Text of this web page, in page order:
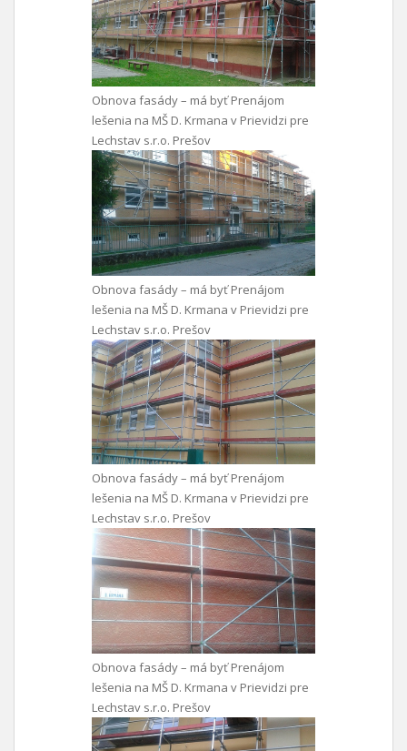
Obnova fasády – má byť Prenájom
lešenia na MŠ D. Krmana v Prievidzi pre
Lechstav s.r.o. Prešov
Obnova fasády – má byť Prenájom
lešenia na MŠ D. Krmana v Prievidzi pre
Lechstav s.r.o. Prešov
Obnova fasády – má byť Prenájom
lešenia na MŠ D. Krmana v Prievidzi pre
Lechstav s.r.o. Prešov
Obnova fasády – má byť Prenájom
lešenia na MŠ D. Krmana v Prievidzi pre
Lechstav s.r.o. Prešov